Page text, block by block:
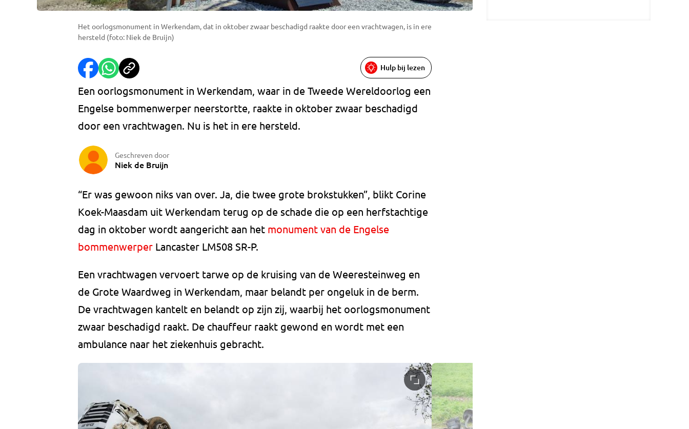
Het oorlogsmonument in Werkendam, dat in oktober zwaar beschadigd raakte door een vrachtwagen, is in ere
hersteld (foto: Niek de Bruijn)
Hulp bij lezen
Een oorlogsmonument in Werkendam, waar in de Tweede Wereldoorlog een
Engelse bommenwerper neerstortte, raakte in oktober zwaar beschadigd
door een vrachtwagen. Nu is het in ere hersteld.
Geschreven door
Niek de Bruijn
“Er was gewoon niks van over. Ja, die twee grote brokstukken”, blikt Corine
Koek-Maasdam uit Werkendam terug op de schade die op een herfstachtige
dag in oktober wordt aangericht aan het monument van de Engelse
bommenwerper Lancaster LM508 SR-P.
Een vrachtwagen vervoert tarwe op de kruising van de Weeresteinweg en
de Grote Waardweg in Werkendam, maar belandt per ongeluk in de berm.
De vrachtwagen kantelt en belandt op zijn zij, waarbij het oorlogsmonument
zwaar beschadigd raakt. De chauffeur raakt gewond en wordt met een
ambulance naar het ziekenhuis gebracht.